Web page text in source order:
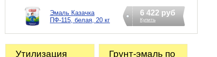
Эмаль Казачка
ПФ-115, белая, 20 кг
6 422 руб
Купить
Утилизация
Грунт-эмаль по